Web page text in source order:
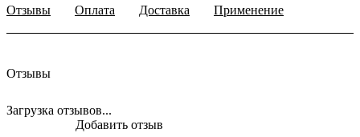
Отзывы Оплата Доставка Применение
Отзывы
Загрузка отзывов...
Добавить отзыв